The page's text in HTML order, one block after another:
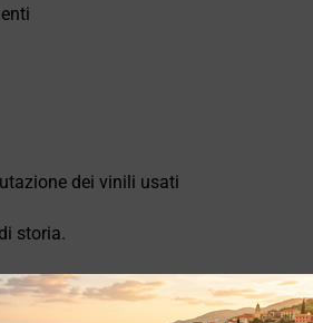
dei vinili usati
storia.
vinili online?